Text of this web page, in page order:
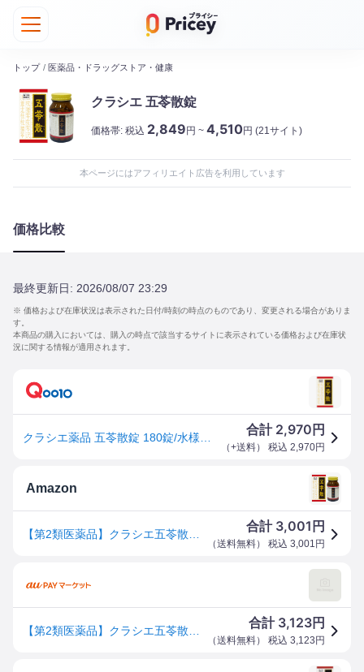
トップ / 医薬品・ドラッグストア・健康
クラシエ 五苓散錠
価格帯: 税込 2,849 円 ~ 4,510円 (21サイト)
本ページにはアフィリエイト広告を利用しています
価格比較
最終更新日: 2026/08/07 23:29
※ 価格および在庫状況は表示された日付/時刻の時点のものであり、変更される場合がありま
す。
本商品の購入においては、購入の時点で該当するサイトに表示されている価格および在庫状
況に関する情報が適用されます。
合計 2,970 円
（+送料） 税込 2,970円
Amazon
合計 3,001 円
（送料無料） 税込 3,001 円
合計 3,123円
（送料無料） 税込 3,123 円